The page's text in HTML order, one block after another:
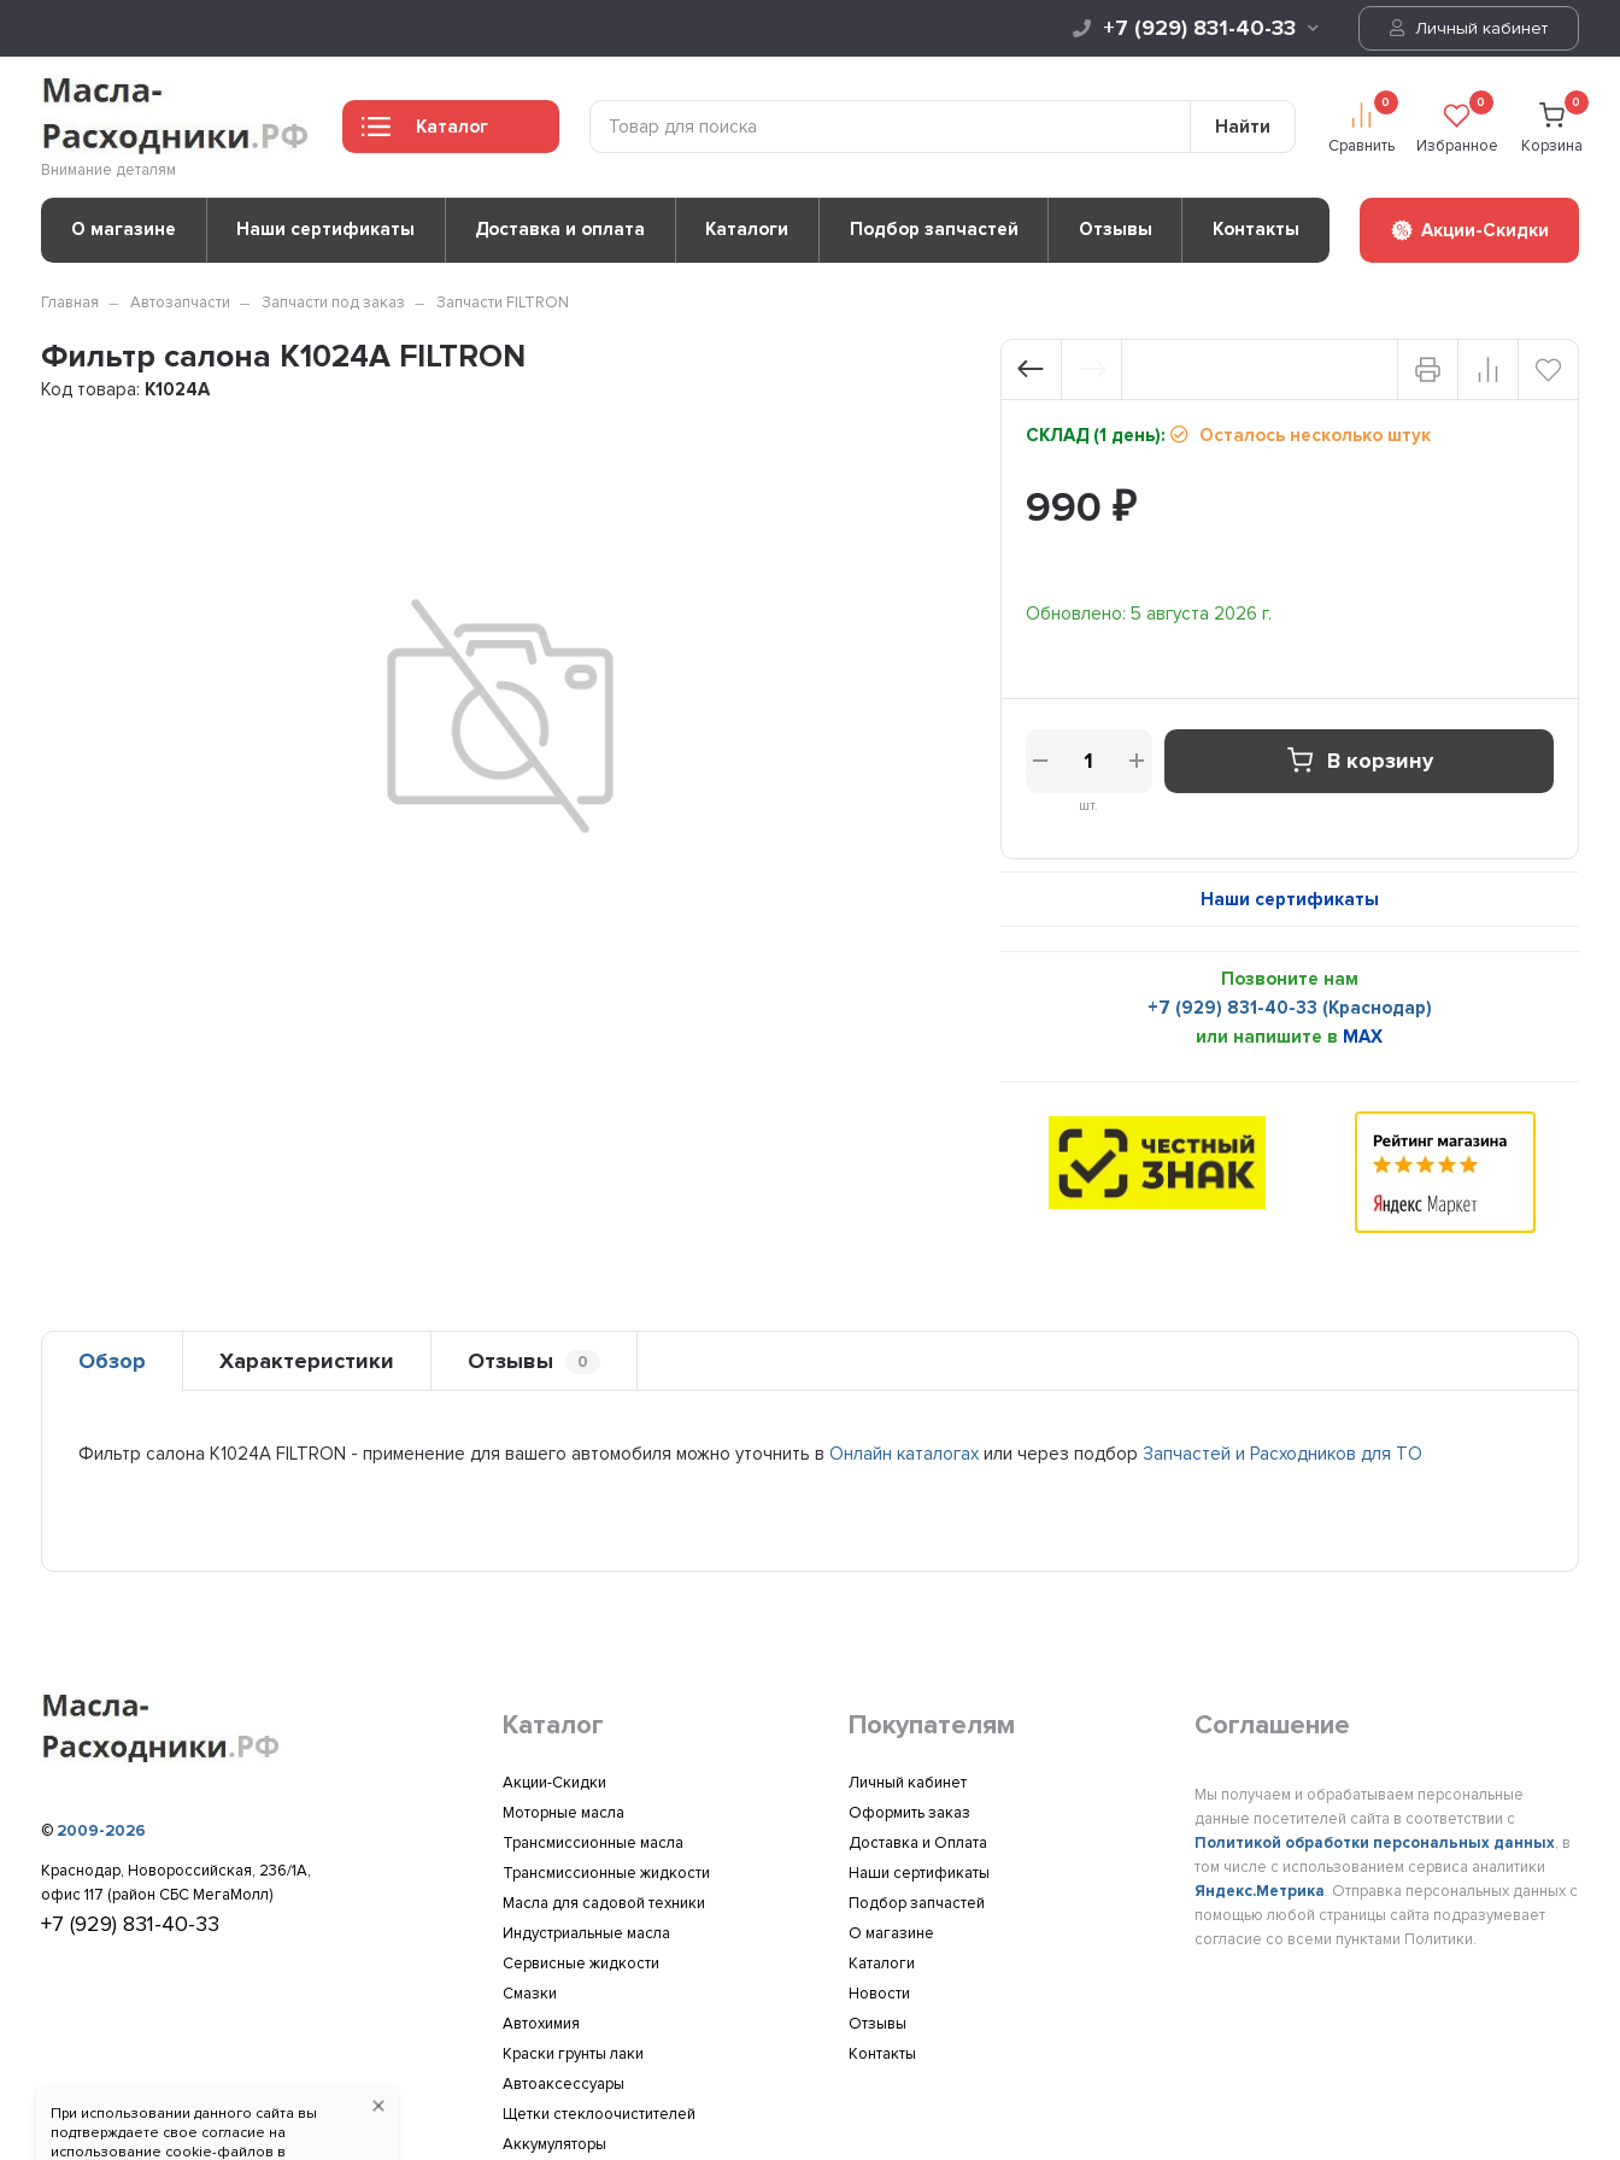
При использовании данного сайта вы
подтверждаете свое согласие на
использование cookie-файлов в
+7 (929) 831-40-33 Личный кабинет
Внимание деталям
Каталог Найти
0
Сравнить
0
Избранное
0
Корзина
О магазине Наши сертификаты Доставка и оплата Каталоги Подбор запчастей Отзывы Контакты Акции-Скидки
Главная Автозапчасти Запчасти под заказ Запчасти FILTRON
Фильтр салона K1024A FILTRON
Код товара: K1024A
СКЛАД (1 день): Осталось несколько штук
990 ₽
Обновлено: 5 августа 2026 г.
шт.
В корзину
Наши сертификаты
Позвоните нам
+7 (929) 831-40-33 (Краснодар)
или напишите в MAX
Обзор Характеристики Отзывы 0
Фильтр салона K1024A FILTRON - применение для вашего автомобиля можно уточнить вОнлайн каталогах или через подбор Запчастей и Расходников для ТО
© 2009-2026
Краснодар, Новороссийская, 236/1А,
офис 117 (район СБС МегаМолл)
+7 (929) 831-40-33
Каталог
Акции-Скидки
Моторные масла
Трансмиссионные масла
Трансмиссионные жидкости
Масла для садовой техники
Индустриальные масла
Сервисные жидкости
Смазки
Автохимия
Краски грунты лаки
Автоаксессуары
Щетки стеклоочистителей
Аккумуляторы
Покупателям
Личный кабинет
Оформить заказ
Доставка и Оплата
Наши сертификаты
Подбор запчастей
О магазине
Каталоги
Новости
Отзывы
Контакты
Соглашение
Мы получаем и обрабатываем персональные
данные посетителей сайта в соответствии с
Политикой обработки персональных данных, в
том числе с использованием сервиса аналитики
Яндекс.Метрика. Отправка персональных данных с
помощью любой страницы сайта подразумевает
согласие со всеми пунктами Политики.